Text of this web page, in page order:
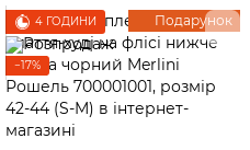
Подарунок
4 ГОДИНИ
−17%